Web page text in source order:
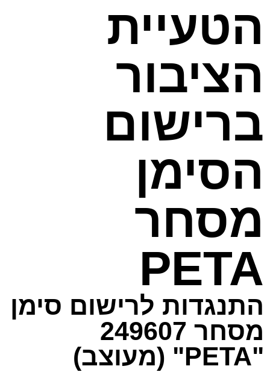
הטעיית
הציבור
ברישום
הסימן
מסחר
PETA
התנגדות לרישום סימן
מסחר 249607
"PETA" (מעוצב)